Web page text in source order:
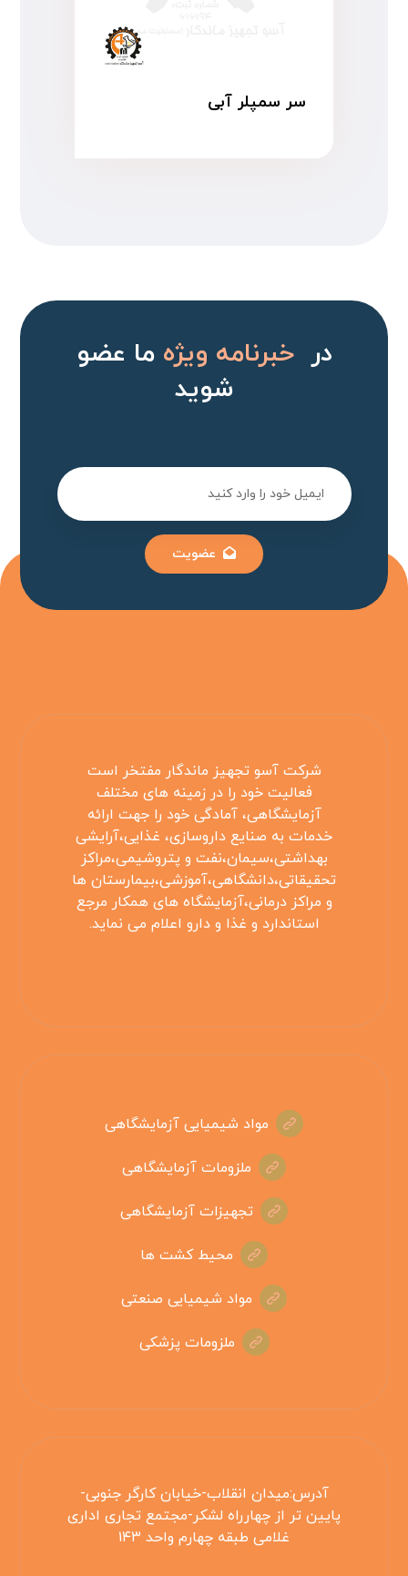
سر سمپلر آبی
درخبرنامه ویژهما عضو
شوید
عضویت
شرکت آسو تجهیز ماندگار مفتخر است
فعالیت خود را در زمینه های مختلف
آزمایشگاهی، آمادگی خود را جهت ارائه
خدمات به صنایع داروسازی، غذایی،آرایشی
بهداشتی،سیمان،نفت و پتروشیمی،مراکز
تحقیقاتی،دانشگاهی،آموزشی،بیمارستان ها
و مراکز درمانی،آزمایشگاه های همکار مرجع
استاندارد و غذا و دارو اعلام می نماید.
مواد شیمیایی آزمایشگاهی
ملزومات آزمایشگاهی
تجهیزات آزمایشگاهی
محیط کشت ها
مواد شیمیایی صنعتی
ملزومات پزشکی
آدرس:میدان انقلاب-خیابان کارگر جنوبی-
پایین تر از چهارراه لشکر-مجتمع تجاری اداری
غلامی طبقه چهارم واحد ۱۴۳